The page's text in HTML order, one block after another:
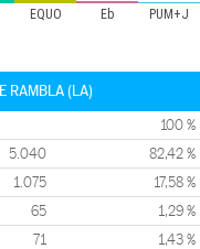
EQUO Eb PUM+J
RAMBLA (LA)
100 %
5.040 82,42 %
1.075 17,58 %
65 1,29 %
71 1,43 %